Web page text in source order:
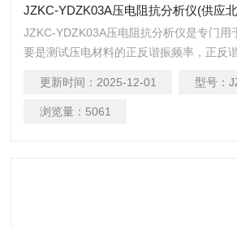
JZKC-YDZK03A压电阻抗分析仪是专门用
要是测试压电材料的正反谐振频率，正反
具，而且可以配合压陶瓷压电分析夹具和
测试压电陶瓷的压电器件的频率响应曲线
更新时间： 2025-12-01 型号：
浏览量： 5061